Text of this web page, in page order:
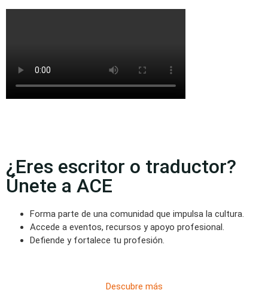
¿Eres escritor o traductor?
Únete a ACE
Forma parte de una comunidad que impulsa la cultura.
Accede a eventos, recursos y apoyo profesional.
Defiende y fortalece tu profesión.
Descubre más